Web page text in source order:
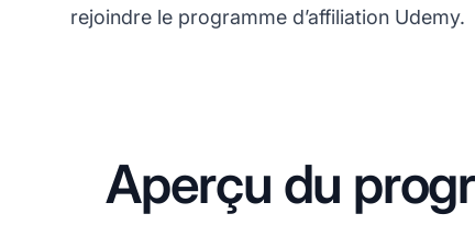
rejoindre le programme d’affiliation Udemy.
Aperçu du